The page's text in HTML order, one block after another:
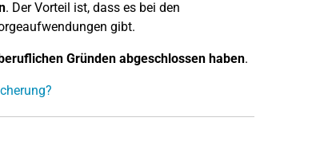
. Der Vorteil ist, dass es bei den
gibt.
Gründen abgeschlossen haben.